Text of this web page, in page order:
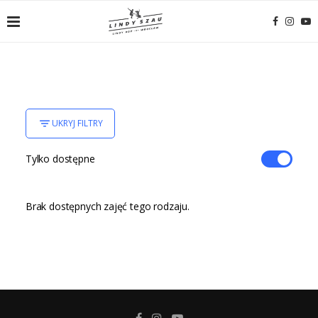
UKRYJ FILTRY
Tylko dostępne
Brak dostępnych zajęć tego rodzaju.